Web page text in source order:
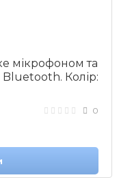
мікрофоном та
Bluetooth. Колір:
0